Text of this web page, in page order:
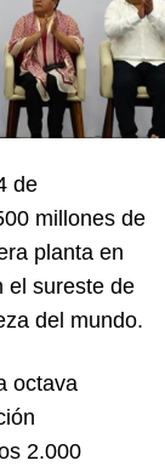
de
millones de
planta en
el sureste de
del mundo.
octava
2.000